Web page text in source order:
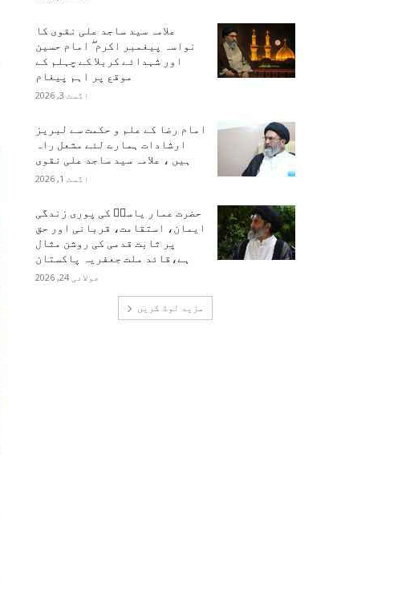
علامہ سید ساجد علی نقوی کا
نواسہ پیغمبر اکرم ۖ امام حسین
اور شہدائے کربلا کے چہلم کے
موقع پر اہم پیغام
اگست 3, 2026
امام رضا کے علم و حکمت سے لبریز
ارشادات ہمارے لئے مشعل راہ
ہیں ، علامہ سید ساجد علی نقوی
اگست 1, 2026
حضرت عمار یاسرؑ کی پوری زندگی
ایمان، استقامت، قربانی اور حق
پر ثابت قدمی کی روشن مثال
ہے،قائد ملت جعفریہ پاکستان
جولائی 24, 2026
مزید لوڈ کریں